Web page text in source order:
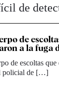
de
de
a la fuga
de escoltas
policial de […]